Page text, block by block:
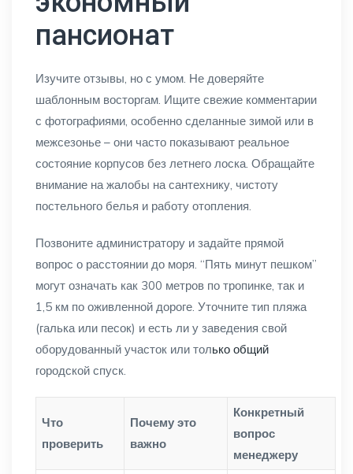
пансионат
Изучите отзывы, но с умом. Не доверяйте
шаблонным восторгам. Ищите свежие комментарии
с фотографиями, особенно сделанные зимой или в
межсезонье – они часто показывают реальное
состояние корпусов без летнего лоска. Обращайте
внимание на жалобы на сантехнику, чистоту
постельного белья и работу отопления.
Позвоните администратору и задайте прямой
вопрос о расстоянии до моря. “Пять минут пешком”
могут означать как 300 метров по тропинке, так и
1,5 км по оживленной дороге. Уточните тип пляжа
(галька или песок) и есть ли у заведения свой
оборудованный участок или только общий
городской спуск.
Что
проверить
Почему это
важно
Конкретный
вопрос
менеджеру